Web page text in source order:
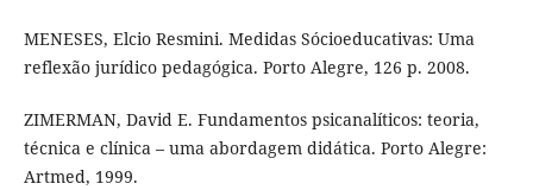
MENESES, Elcio Resmini. Medidas Sócioeducativas: Uma
reflexão jurídico pedagógica. Porto Alegre, 126 p. 2008.
ZIMERMAN, David E. Fundamentos psicanalíticos: teoria,
técnica e clínica – uma abordagem didática. Porto Alegre:
Artmed, 1999.